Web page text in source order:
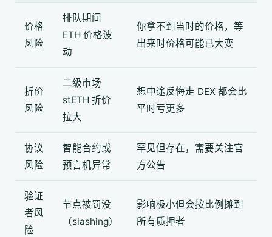
价格
风险
排队期间
ETH 价格波
动
你拿不到当时的价格，等
出来时价格可能已大变
折价
风险
二级市场
stETH 折价
拉大
想中途反悔走 DEX 都会比
平时亏更多
协议
风险
智能合约或
预言机异常
罕见但存在，需要关注官
方公告
验证
者风
险
节点被罚没
（slashing）
影响极小但会按比例摊到
所有质押者